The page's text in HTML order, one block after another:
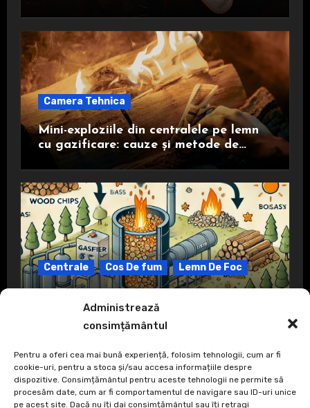
Administrează
consimțământul
Pentru a oferi cea mai bună experiență, folosim tehnologii, cum ar fi
cookie-uri, pentru a stoca și/sau accesa informațiile despre
dispozitive. Consimțământul pentru aceste tehnologii ne permite să
procesăm date, cum ar fi comportamentul de navigare sau ID-uri unice
pe acest site. Dacă nu îți dai consimțământul sau îți retragi
Camera Tehnica
Mini-exploziile din centralele pe lemn
cu gazificare: cauze și metode de
Centrale Cos De fum Lemn De Foc